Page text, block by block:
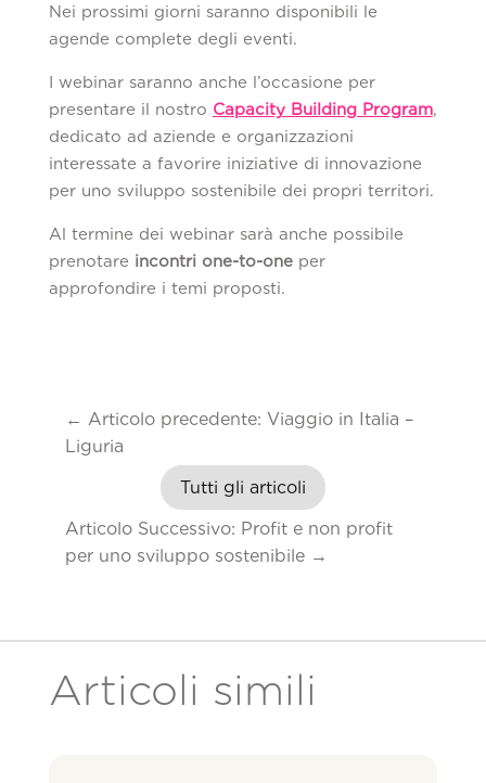
Nei prossimi giorni saranno disponibili le
agende complete degli eventi.
I webinar saranno anche l’occasione per
presentare il nostro Capacity Building Program,
dedicato ad aziende e organizzazioni
interessate a favorire iniziative di innovazione
per uno sviluppo sostenibile dei propri territori.
Al termine dei webinar sarà anche possibile
prenotare incontri one-to-oneper
approfondire i temi proposti.
← Articolo precedente: Viaggio in Italia –
Liguria
Tutti gli articoli
Articolo Successivo: Profit e non profit
per uno sviluppo sostenibile→
Articoli simili